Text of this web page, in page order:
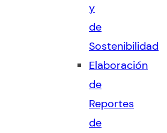
y
de
Sostenibilidad
Elaboración
de
Reportes
de